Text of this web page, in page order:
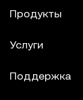
Продукты
Услуги
Поддержка